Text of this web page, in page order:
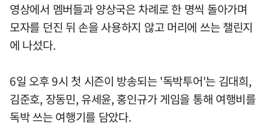
영상에서 멤버들과 양상국은 차례로 한 명씩 돌아가며
모자를 던진 뒤 손을 사용하지 않고 머리에 쓰는 챌린지
에 나섰다.
6일 오후 9시 첫 시즌이 방송되는 '독박투어'는 김대희,
김준호, 장동민, 유세윤, 홍인규가 게임을 통해 여행비를
독박 쓰는 여행기를 담았다.